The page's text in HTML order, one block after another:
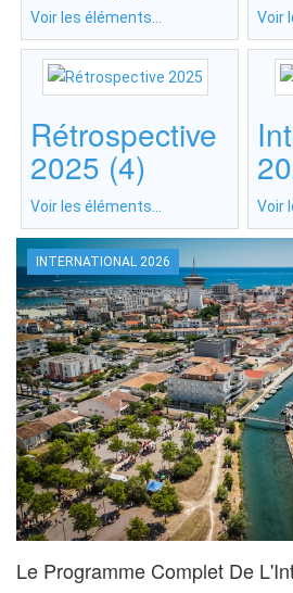
Voir les éléments... Voir
Rétrospective
2025 (4)
Voir les éléments... Voir
INTERNATIONAL 2026
Le Programme Complet De